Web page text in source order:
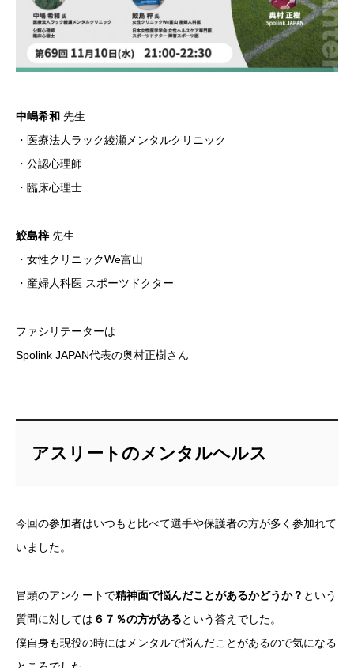
中嶋希和 先生
・医療法人ラック綾瀬メンタルクリニック
・公認心理師
・臨床心理士
鮫島梓先生
・女性クリニックWe富山
・産婦人科医 スポーツドクター
ファシリテーターは
Spolink JAPAN代表の奥村正樹さん
アスリートのメンタルヘルス
今回の参加者はいつもと比べて選手や保護者の方が多く参加れて
いました。
冒頭のアンケートで精神面で悩んだことがあるかどうか？ という
質問に対しては ６７％の方があるという答えでした。
僕自身も現役の時にはメンタルで悩んだことがあるので気になる